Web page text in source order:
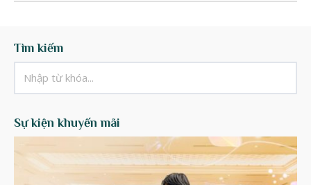
Tìm kiếm
Sự kiện khuyến mãi